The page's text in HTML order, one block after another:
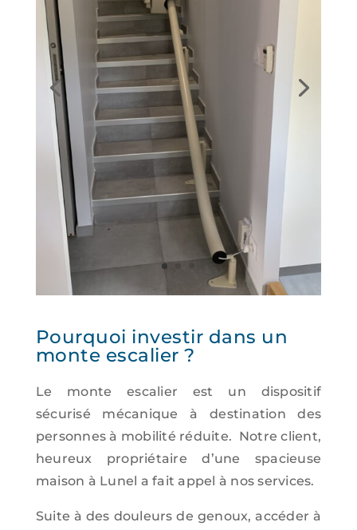
Pourquoi investir dans un
monte escalier ?
Le monte escalier est un dispositif
sécurisé mécanique à destination des
personnes à mobilité réduite. Notre client,
heureux propriétaire d’une spacieuse
maison à Lunel a fait appel à nos services.
Suite à des douleurs de genoux, accéder à